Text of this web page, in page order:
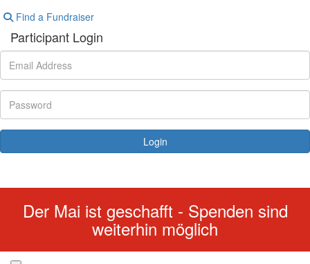
Find a Fundraiser
Participant Login
Login
Der Mai ist geschafft - Spenden sind
weiterhin möglich